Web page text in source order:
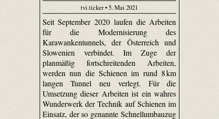
tvi.ticker • 5. Mai 2021
Seit September 2020 laufen die Arbeiten
für die Modernisierung des
Karawankentunnels, der Österreich und
Slowenien verbindet. Im Zuge der
planmäßig fortschreitenden Arbeiten,
werden nun die Schienen im rund 8 km
langen Tunnel neu verlegt. Für die
Umsetzung dieser Arbeiten ist ein wahres
Wunderwerk der Technik auf Schienen im
Einsatz, der so genannte Schnellumbauzug